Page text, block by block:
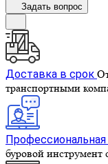
Задать вопрос
Доставка в срок
транспортными
Профессиональная
буровой инструмент